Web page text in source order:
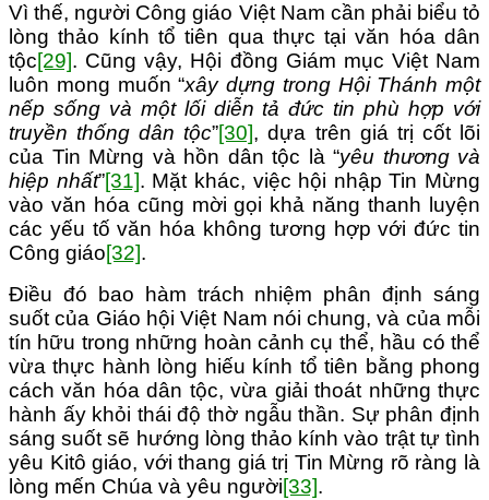
Vì thế, người Công giáo Việt Nam cần phải biểu tỏ
lòng thảo kính tổ tiên qua thực tại văn hóa dân
tộc[29]. Cũng vậy, Hội đồng Giám mục Việt Nam
luôn mong muốn “xây dựng trong Hội Thánh một
nếp sống và một lối diễn tả đức tin phù hợp với
truyền thống dân tộc”[30], dựa trên giá trị cốt lõi
của Tin Mừng và hồn dân tộc là “yêu thương và
hiệp nhất”[31]. Mặt khác, việc hội nhập Tin Mừng
vào văn hóa cũng mời gọi khả năng thanh luyện
các yếu tố văn hóa không tương hợp với đức tin
Công giáo[32].
Điều đó bao hàm trách nhiệm phân định sáng
suốt của Giáo hội Việt Nam nói chung, và của mỗi
tín hữu trong những hoàn cảnh cụ thể, hầu có thể
vừa thực hành lòng hiếu kính tổ tiên bằng phong
cách văn hóa dân tộc, vừa giải thoát những thực
hành ấy khỏi thái độ thờ ngẫu thần. Sự phân định
sáng suốt sẽ hướng lòng thảo kính vào trật tự tình
yêu Kitô giáo, với thang giá trị Tin Mừng rõ ràng là
lòng mến Chúa và yêu người[33].